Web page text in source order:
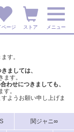
ページ ストア メニュー
す。
ましては、
ます。
わせにつきましても、
。
ようお願い申し上げま
関ジャニ∞